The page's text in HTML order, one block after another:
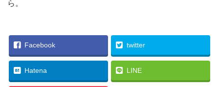
ら。
Facebook twitter
Hatena LINE